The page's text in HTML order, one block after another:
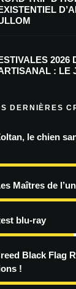
2026
: LE
DERNIÈRES
le chien
Maîtres de
blu-ray
Black Flag
!